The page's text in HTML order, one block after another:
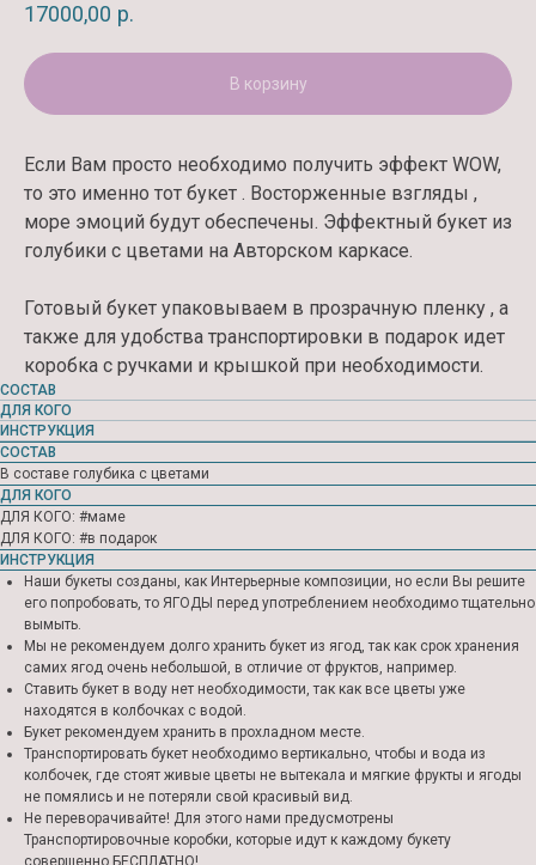
17000,00 р.
В корзину
Если Вам просто необходимо получить эффект WOW,
то это именно тот букет . Восторженные взгляды ,
море эмоций будут обеспечены. Эффектный букет из
голубики с цветами на Авторском каркасе.
Готовый букет упаковываем в прозрачную пленку , а
также для удобства транспортировки в подарок идет
коробка с ручками и крышкой при необходимости.
СОСТАВ
ДЛЯ КОГО
ИНСТРУКЦИЯ
СОСТАВ
В составе голубика с цветами
ДЛЯ КОГО
ДЛЯ КОГО: #маме
ДЛЯ КОГО: #в подарок
ИНСТРУКЦИЯ
Наши букеты созданы, как Интерьерные композиции, но если Вы решите
его попробовать, то ЯГОДЫ перед употреблением необходимо тщательно
вымыть.
Мы не рекомендуем долго хранить букет из ягод, так как срок хранения
самих ягод очень небольшой, в отличие от фруктов, например.
Ставить букет в воду нет необходимости, так как все цветы уже
находятся в колбочках с водой.
Букет рекомендуем хранить в прохладном месте.
Транспортировать букет необходимо вертикально, чтобы и вода из
колбочек, где стоят живые цветы не вытекала и мягкие фрукты и ягоды
не помялись и не потеряли свой красивый вид.
Не переворачивайте! Для этого нами предусмотрены
Транспортировочные коробки, которые идут к каждому букету
совершенно БЕСПЛАТНО!
ЗАКАЖИТЕ У НАС СВОЙ
ИДЕАЛЬНЫЙ БУКЕТ
Контакты